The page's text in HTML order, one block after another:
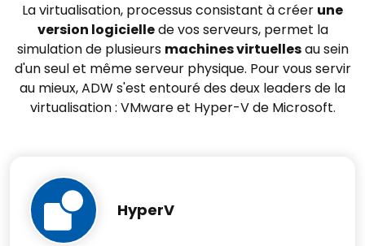
La virtualisation, processus consistant à créer une
version logiciellede vos serveurs, permet la
simulation de plusieurs machines virtuellesau sein
d'un seul et même serveur physique. Pour vous servir
au mieux, ADW s'est entouré des deux leaders de la
virtualisation : VMware et Hyper-V de Microsoft.
HyperV